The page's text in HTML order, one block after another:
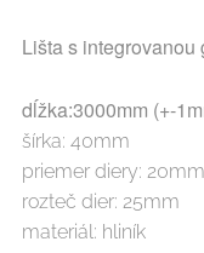
Lišta s
dĺžka:3000mm (+-
šírka: 40mm
priemer diery: 20mm
rozteč dier: 25mm
materiál: hliník